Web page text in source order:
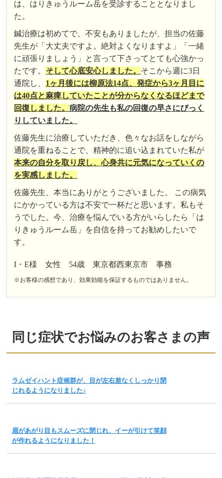
は、はりきゅうルーム岳を受診することとなりまし
た。
鍼治療は初めてで、不安もありましたが、担当の佐藤
先生が「大丈夫ですよ。絶対よくなりますよ」「一緒
に頑張りましょう」と言って下さってとても心強かっ
たです。 そして心底安心しました。 そこから週に3日
通院し、 1ヶ月後には柳原法14点、発症から3ヶ月目に
は40点と麻痺していたことが分からなくなるほどまで
回復しました。病院の先生も私の回復の早さにびっく
りしていました。
佐藤先生に治療していただき、色々なお話をしながら
通院を重ねることで、精神的に追い込まれていた私が
本来の自分を取り戻し、心身共に元気になっていくの
を実感しました。
佐藤先生、本当にありがとうございました。 この病気
にかかっている方は不安で一杯だと思います。私もそ
うでした。今、治療を悩んでいる方がいらしたら「は
りきゅうルーム岳」を自信を持ってお勧めしたいで
す。
I・E様 女性 54歳 東京都西東京市 事務
※お客様の感想であり、効果効能を保証するものではありません。
同じ症状でお悩みのお客さまの声
ラムゼイハント症候群が、目が左右差なくしっかり閉
じれるようになりました♪
眉があがり目もスムーズに閉じれ、イーが引けて笑顔
が作れるようになりました！